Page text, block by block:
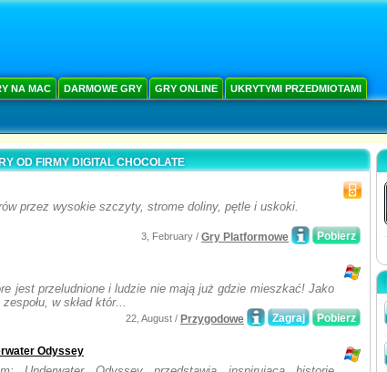
NA MAC DARMOWE GRY GRY ONLINE UKRYTYMI PRZEDMIOTAMI
OD FIRMY DIGITAL CHOCOLATE
przez wysokie szczyty, strome doliny, pętle i uskoki.
Pobierz
3, February / Gry Platformowe
jest przeludnione i ludzie nie mają już gdzie mieszkać! Jako
w skład któr...
Pobierz
Zagraj
22, August / Przygodowe
Odyssey